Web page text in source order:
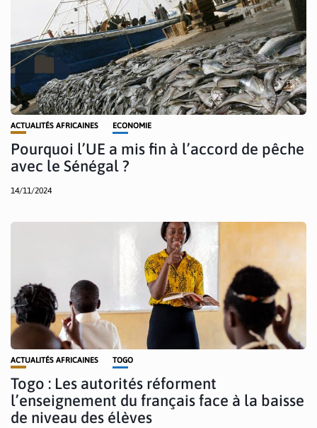
ACTUALITÉS AFRICAINES ECONOMIE
Pourquoi l’UE a mis fin à l’accord de pêche
avec le Sénégal ?
14/11/2024
ACTUALITÉS AFRICAINES TOGO
Togo : Les autorités réforment
l’enseignement du français face à la baisse
de niveau des élèves